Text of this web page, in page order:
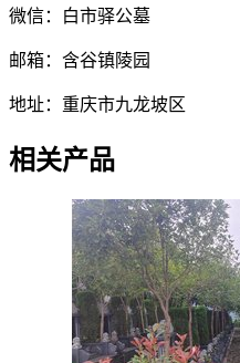
微信：白市驿公墓
邮箱：含谷镇陵园
地址：重庆市九龙坡区
相关产品